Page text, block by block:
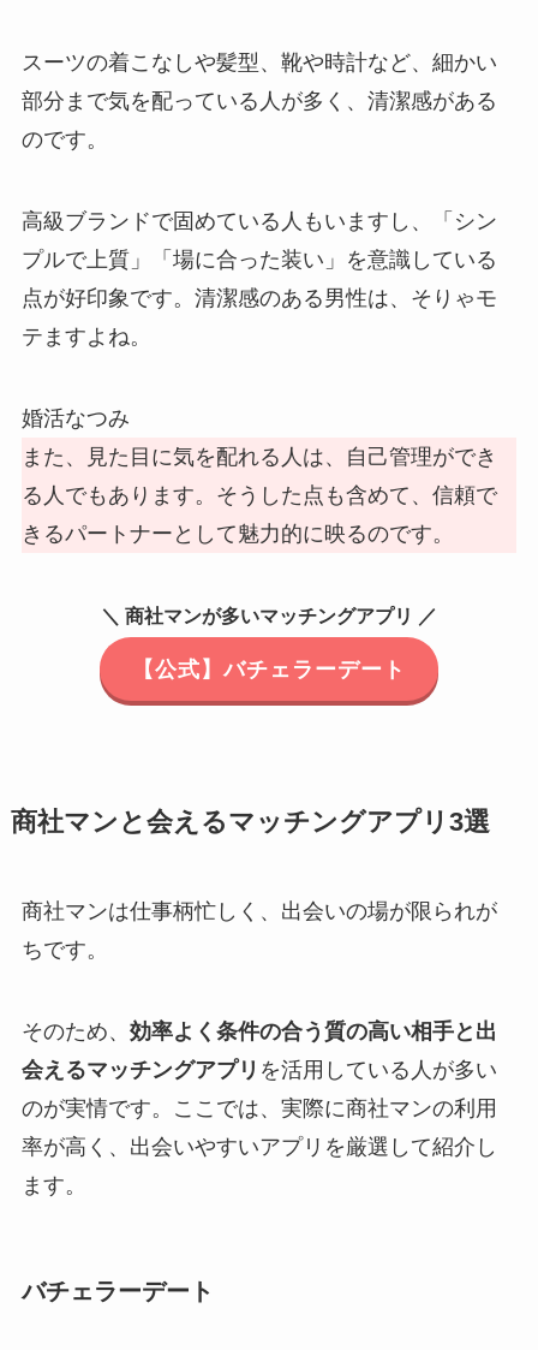
スーツの着こなしや髪型、靴や時計など、細かい
部分まで気を配っている人が多く、清潔感がある
のです。
高級ブランドで固めている人もいますし、「シン
プルで上質」「場に合った装い」を意識している
点が好印象です。清潔感のある男性は、そりゃモ
テますよね。
婚活なつみ
また、見た目に気を配れる人は、自己管理ができ
る人でもあります。そうした点も含めて、信頼で
きるパートナーとして魅力的に映るのです。
＼ 商社マンが多いマッチングアプリ ／
【公式】バチェラーデート
商社マンと会えるマッチングアプリ3選
商社マンは仕事柄忙しく、出会いの場が限られが
ちです。
そのため、 効率よく条件の合う質の高い相手と出
会えるマッチングアプリ を活用している人が多い
のが実情です。ここでは、実際に商社マンの利用
率が高く、出会いやすいアプリを厳選して紹介し
ます。
バチェラーデート